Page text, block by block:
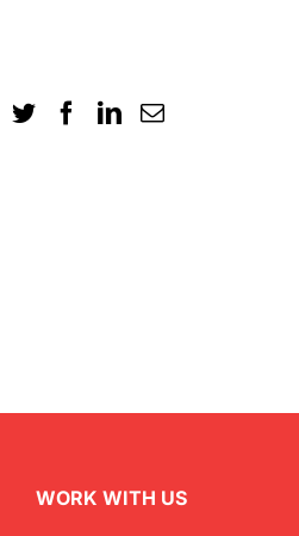
WORK WITH US